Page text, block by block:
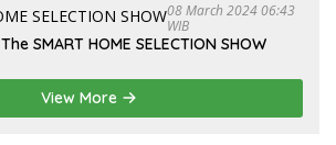
08 March 2024 06:43
WIB
The SMART HOME SELECTION SHOW
View More